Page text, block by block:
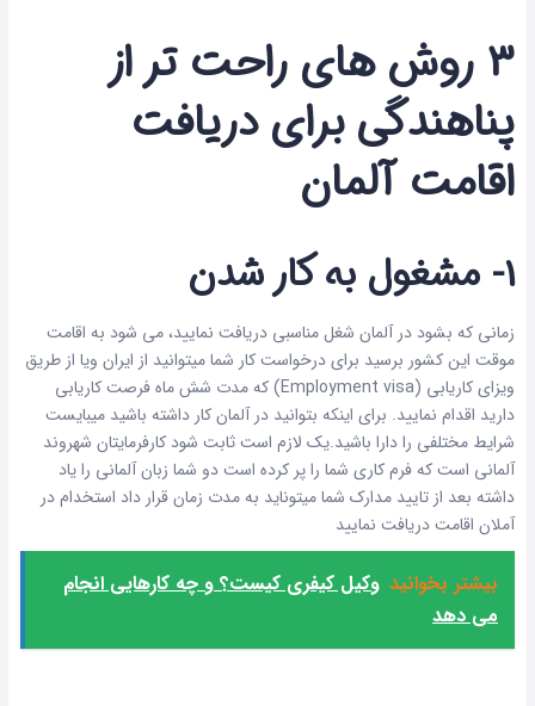
3 روش های راحت تر از
پناهندگی برای دریافت
اقامت آلمان
1- مشغول به کار شدن
زمانی که بشود در آلمان شغل مناسبی دریافت نمایید، می شود به اقامت
موقت این کشور برسید برای درخواست کار شما میتوانید از ایران ویا از طریق
ویزای کاریابی (Employment visa) که مدت شش ماه فرصت کاریابی
دارید اقدام نمایید. برای اینکه بتوانید در آلمان کار داشته باشید میبایست
شرایط مختلفی را دارا باشید.یک لازم است ثابت شود کارفرمایتان شهروند
آلمانی است که فرم کاری شما را پر کرده است دو شما زبان آلمانی را یاد
داشته بعد از تایید مدارک شما میتوناید به مدت زمان قرار داد استخدام در
آملان اقامت دریافت نمایید
بیشتر بخوانید وکیل کیفری کیست؟ و چه کارهایی انجام
می دهد